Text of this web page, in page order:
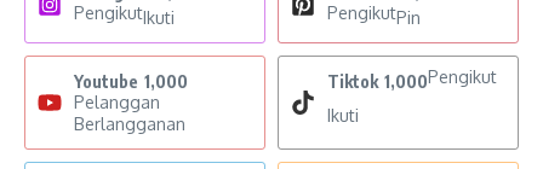
PengikutIkuti
PengikutPin
Youtube 1,000
Pelanggan
Berlangganan
Tiktok 1,000Pengikut
Ikuti